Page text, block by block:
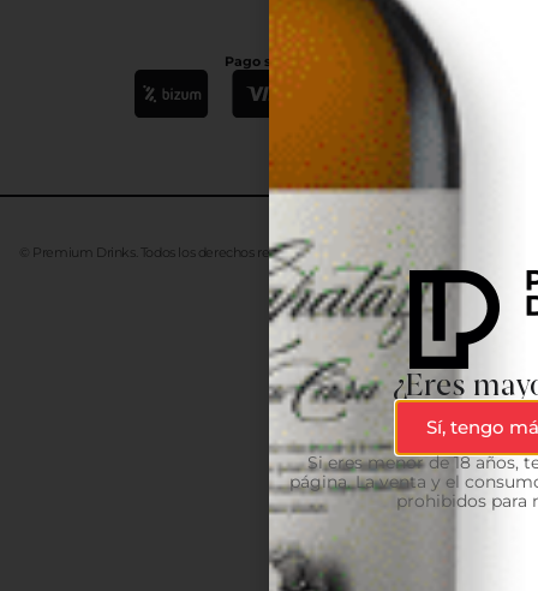
Pago seguro
© Premium Drinks. Todos los derechos reservados. DesarrolladoAdvanze
¿Eres
Sí, tengo
Si eres menor de 18 años,
página. La venta y el
prohibidos para